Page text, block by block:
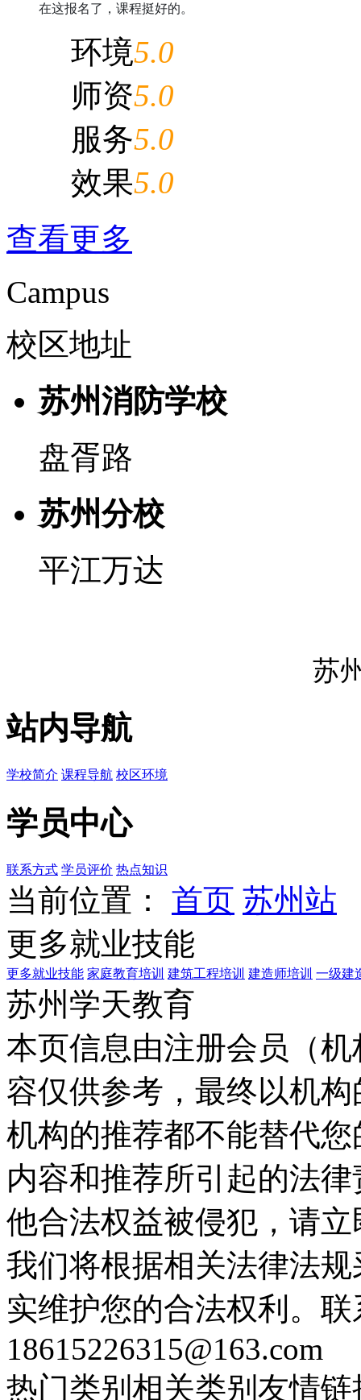
在这报名了，课程挺好的。
环境5.0
师资5.0
服务5.0
效果5.0
查看更多
Campus
校区地址
苏州消防学校
盘胥路
苏州分校
平江万达
苏
站内导航
学校简介 课程导航 校区环境
学员中心
联系方式 学员评价 热点知识
当前位置： 首页 苏州站
更多就业技能
更多就业技能 家庭教育培训 建筑工程培训 建造师培训 一级建
苏州学天教育
本页信息由注册会员（
容仅供参考，最终以机
机构的推荐都不能替代
内容和推荐所引起的法
他合法权益被侵犯，请
我们将根据相关法律法
实维护您的合法权利。
18615226315@163.com
热门类别 相关类别 友情链